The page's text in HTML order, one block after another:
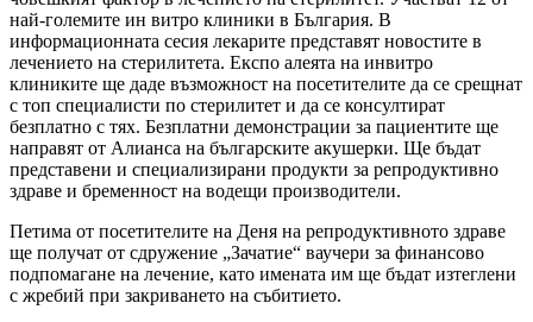
най-големите ин витро клиники в България. В
информационната сесия лекарите представят новостите в
лечението на стерилитета. Експо алеята на инвитро
клиниките ще даде възможност на посетителите да се срещнат
с топ специалисти по стерилитет и да се консултират
безплатно с тях. Безплатни демонстрации за пациентите ще
направят от Алианса на българските акушерки. Ще бъдат
представени и специализирани продукти за репродуктивно
здраве и бременност на водещи производители.
Петима от посетителите на Деня на репродуктивното здраве
ще получат от сдружение „Зачатие“ ваучери за финансово
подпомагане на лечение, като имената им ще бъдат изтеглени
с жребий при закриването на събитието.